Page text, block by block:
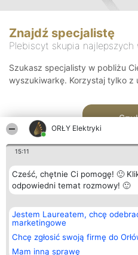
ORŁY Elektryki
15:11
Cześć, chętnie Ci pomogę! 🙂
odpowiedni temat rozmowy! 🙂
Jestem Laureatem, chcę
marketingowe
Chcę zgłosić swoją firmę do
Mam inną sprawę
Znajdź specjalistę
Plebiscyt skupia najlepszych
Szukasz specjalisty w pobliżu
wyszukiwarkę. Korzystaj tylko z
Organizator plebiscytu
Bright Side Solutions sp. z o.
o. sp. k.
ul. Ruska 22
Wrocław 50-079
KRS 0000749100 | Regon
Laureaci